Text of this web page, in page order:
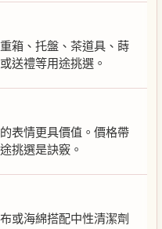
箱、托盤、茶道具、蒔
送禮等用途挑選。
表情更具價值。價格帶
挑選是訣竅。
或海綿搭配中性清潔劑